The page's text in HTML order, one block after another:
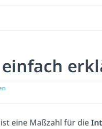
einfach
ist eine Maßzahl für die